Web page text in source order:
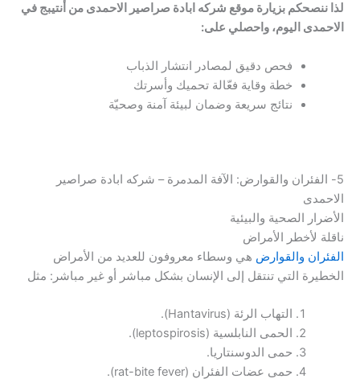
لذا ننصحكم بزيارة موقع شركه ابادة صراصير الاحمدى من أنتيبج في
الاحمدى اليوم، واحصلي على:
فحص دقيق لمصادر انتشار الذباب
خطة وقاية فعّالة تحميك وأسرتك
نتائج سريعة وضمان لبيئة آمنة وصحيّة
5- الفئران والقوارض: الآفة المدمرة – شركه ابادة صراصير
الاحمدى
الأضرار الصحية والبيئية
ناقلة لأخطر الأمراض
الفئران والقوارض هي وسطاء معروفون للعديد من الأمراض
الخطيرة التي تنتقل إلى الإنسان بشكل مباشر أو غير مباشر: مثل
التهاب الرئة (Hantavirus).
الحمى النابلسية (leptospirosis).
حمى الدوسنتاريا.
حمى عضات الفئران (rat-bite fever).